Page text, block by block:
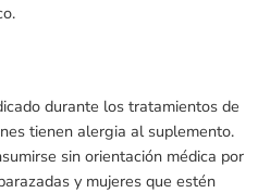
durante los tratamientos de
tienen alergia al suplemento.
sin orientación médica por
y mujeres que estén